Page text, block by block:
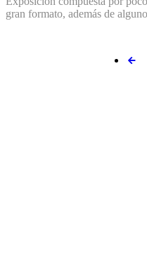
gran formato, además de